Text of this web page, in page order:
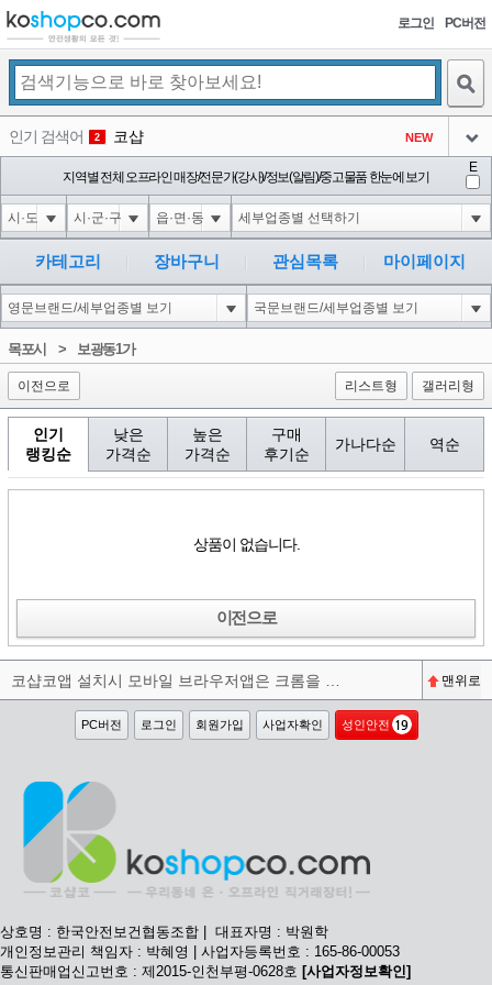
로그인 PC버전
인기 검색어 2 코샵 NEW
3 익스
아이콘
4 미끄럼방지
아이콘
5 대성설렁탕
아이콘
-16
6 1-1 waitfor delay '0:0:15' --
아이콘
0
1
지역별 전체 오프라인 매장/전문가(강사)/정보(알림)/중고물품 한눈에 보기
E
카테고리 장바구니 관심목록 마이페이지
목포시 > 보광동1가
이전으로 리스트형 갤러리형
인기
랭킹순
낮은
가격순
높은
가격순
구매
후기순
가나다순 역순
상품이 없습니다.
이전으로
맨위로
PC버전 로그인 회원가입 사업자확인 성인안전
상호명 : 한국안전보건협동조합 | 대표자명 : 박원학
개인정보관리 책임자 : 박혜영 | 사업자등록번호 : 165-86-00053
통신판매업신고번호 : 제2015-인천부평-0628호 [사업자정보확인]